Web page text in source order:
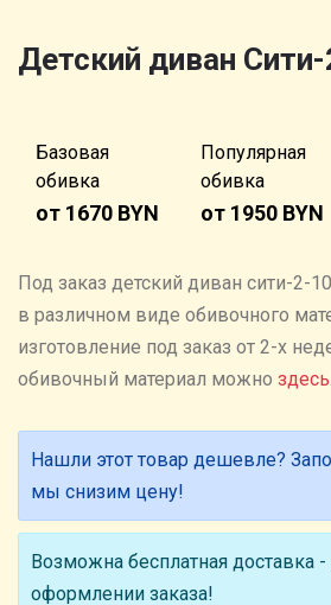
Детский диван
Базовая
обивка
от 1670 BYN
Популярная
обивка
от 1950 BYN
Под заказ детский диван сити-2-
в различном виде обивочного
изготовление под заказ от 2-х
обивочный материал можно здесь.
Нашли этот товар дешевле?
мы снизим цену!
Возможна бесплатная доставка -
оформлении заказа!